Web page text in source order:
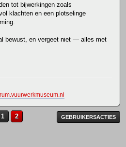
tot bijwerkingen zoals
klachten en een plotselinge
bewust, en vergeet niet — alles met
1 2 GEBRUIKERSACTIES